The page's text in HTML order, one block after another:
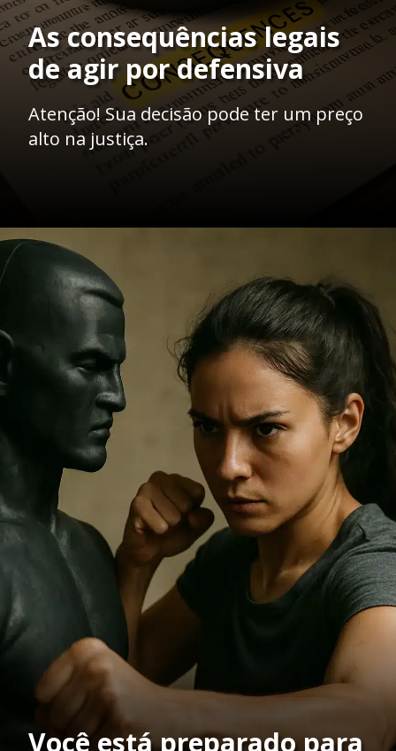
As consequências legais
de agir por defensiva
Atenção! Sua decisão pode ter um preço
alto na justiça.
Opening
Você está preparado para